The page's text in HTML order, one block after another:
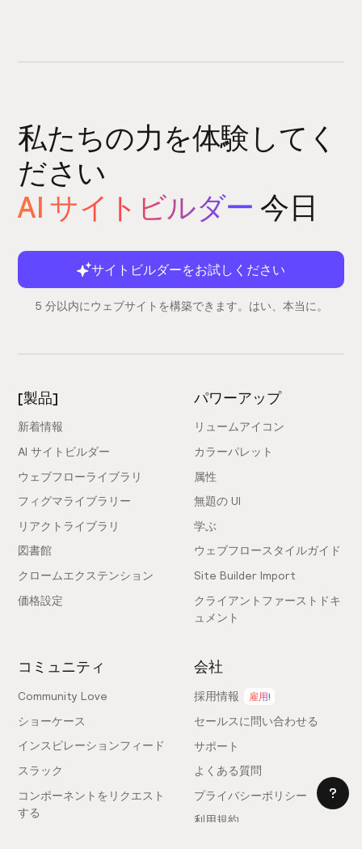
私たちの力を体験してく
ださい
AI サイトビルダー 今日
サイトビルダーをお試しください
5 分以内にウェブサイトを構築できます。はい、本当に。
[製品]
新着情報
AI サイトビルダー
ウェブフローライブラリ
フィグマライブラリー
リアクトライブラリ
図書館
クロームエクステンション
価格設定
パワーアップ
リュームアイコン
カラーパレット
属性
無題の UI
学ぶ
ウェブフロースタイルガイド
Site Builder Import
クライアントファーストドキ
ュメント
コミュニティ
Community Love
ショーケース
インスピレーションフィード
スラック
コンポーネントをリクエスト
する
会社
採用情報 雇用!
セールスに問い合わせる
サポート
よくある質問
プライバシーポリシー
利用規約